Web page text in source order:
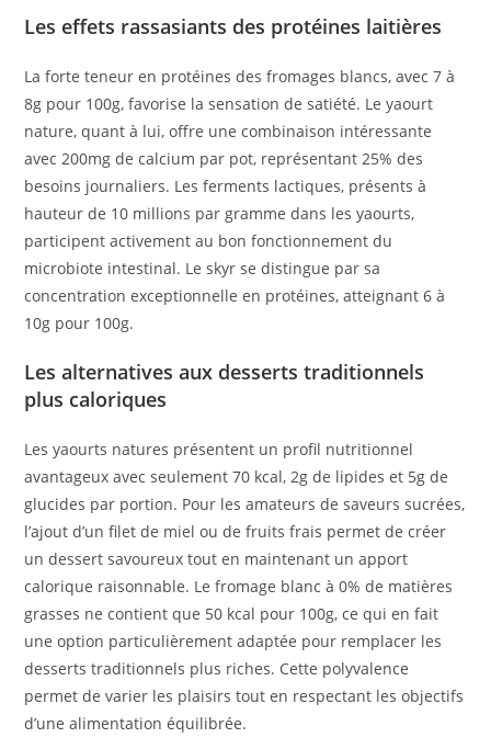
Les effets rassasiants des protéines laitières
La forte teneur en protéines des fromages blancs, avec 7 à
8g pour 100g, favorise la sensation de satiété. Le yaourt
nature, quant à lui, offre une combinaison intéressante
avec 200mg de calcium par pot, représentant 25% des
besoins journaliers. Les ferments lactiques, présents à
hauteur de 10 millions par gramme dans les yaourts,
participent activement au bon fonctionnement du
microbiote intestinal. Le skyr se distingue par sa
concentration exceptionnelle en protéines, atteignant 6 à
10g pour 100g.
Les alternatives aux desserts traditionnels
plus caloriques
Les yaourts natures présentent un profil nutritionnel
avantageux avec seulement 70 kcal, 2g de lipides et 5g de
glucides par portion. Pour les amateurs de saveurs sucrées,
l’ajout d’un filet de miel ou de fruits frais permet de créer
un dessert savoureux tout en maintenant un apport
calorique raisonnable. Le fromage blanc à 0% de matières
grasses ne contient que 50 kcal pour 100g, ce qui en fait
une option particulièrement adaptée pour remplacer les
desserts traditionnels plus riches. Cette polyvalence
permet de varier les plaisirs tout en respectant les objectifs
d’une alimentation équilibrée.